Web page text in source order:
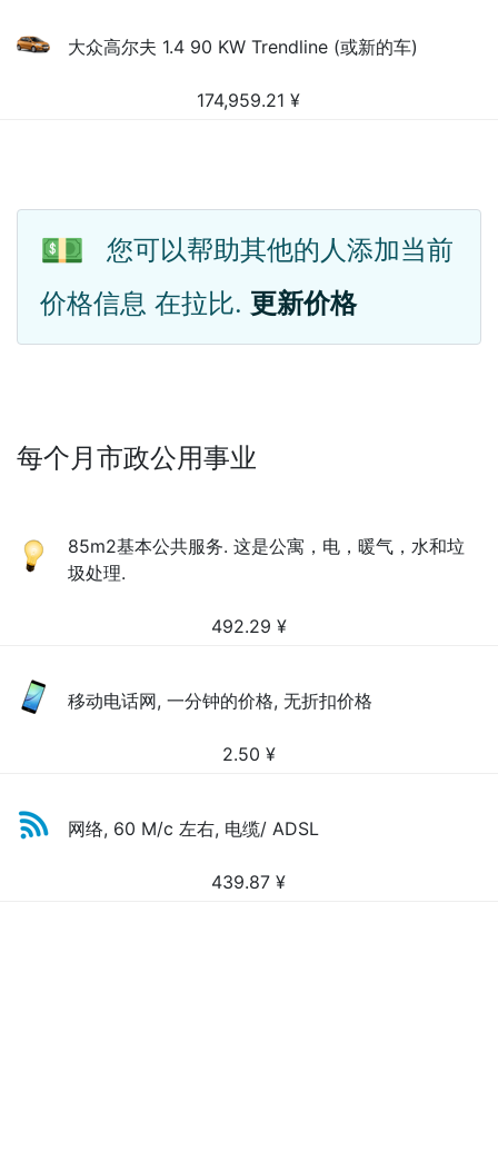
大众高尔夫 1.4 90 KW Trendline (或新的车)
174,959.21 ¥
💵
您可以帮助其他的人添加当前
价格信息 在拉比. 更新价格
每个月市政公用事业
85m2基本公共服务. 这是公寓，电，暖气，水和垃
圾处理.
492.29 ¥
移动电话网, 一分钟的价格, 无折扣价格
2.50 ¥
网络, 60 M/c 左右, 电缆/ ADSL
439.87 ¥